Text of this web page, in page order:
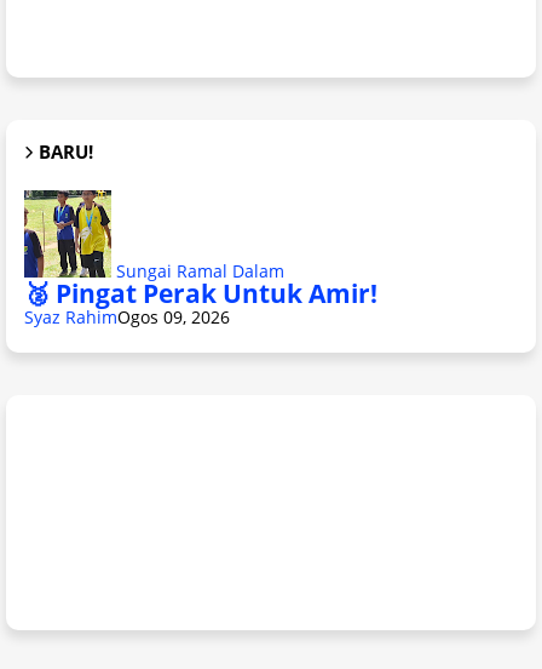
BARU!
Sungai Ramal Dalam
🥈 Pingat Perak Untuk Amir!
Syaz RahimOgos 09, 2026